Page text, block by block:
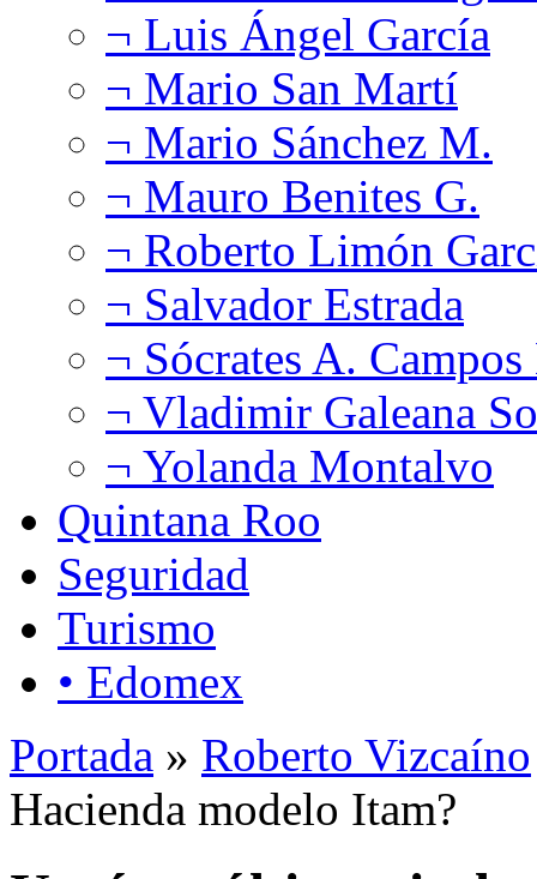
¬ Luis Ángel García
¬ Mario San Martí
¬ Mario Sánchez M.
¬ Mauro Benites G.
¬ Roberto Limón
¬ Salvador Estrada
¬ Sócrates A.
¬ Vladimir Galeana
¬ Yolanda Montalvo
Quintana Roo
Seguridad
Turismo
• Edomex
Portada » Roberto Vizcaíno
Hacienda modelo Itam?